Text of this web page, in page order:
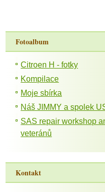
Fotoalbum
Citroen H - fotky
Kompilace
Moje sbírka
Náš JIMMY a spolek
SAS repair workshop
veteránů
Kontakt